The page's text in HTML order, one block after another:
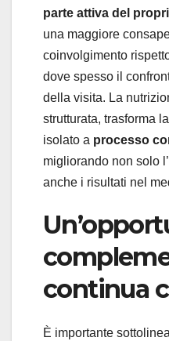
parte attiva del
una maggiore
coinvolgimento
dove spesso il
della visita. La
strutturata, trasforma
isolato a processo
migliorando non solo
anche i risultati nel
continua
È importante